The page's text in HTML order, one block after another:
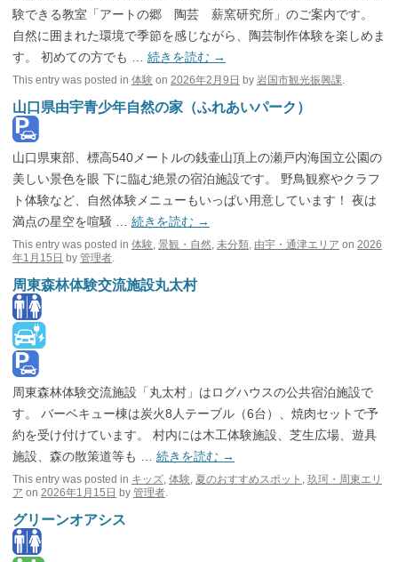
験できる教室「アートの郷 陶芸 薪窯研究所」のご案内です。
自然に囲まれた環境で季節を感じながら、陶芸制作体験を楽しめま
す。 初めての方でも … 続きを読む →
This entry was posted in 体験 on 2026年2月9日 by 岩国市観光振興課.
山口県由宇青少年自然の家（ふれあいパーク）
山口県東部、標高540メートルの銭壷山頂上の瀬戸内海国立公園の
美しい景色を眼 下に臨む絶景の宿泊施設です。 野鳥観察やクラフ
ト体験など、自然体験メニューもいっぱい用意しています！ 夜は
満点の星空を喧騒 … 続きを読む →
This entry was posted in 体験, 景観・自然, 未分類, 由宇・通津エリア on 2026
年1月15日 by 管理者.
周東森林体験交流施設丸太村
周東森林体験交流施設「丸太村」はログハウスの公共宿泊施設で
す。 バーベキュー棟は炭火8人テーブル（6台）、焼肉セットで予
約を受け付けています。 村内には木工体験施設、芝生広場、遊具
施設、森の散策道等も … 続きを読む →
This entry was posted in キッズ, 体験, 夏のおすすめスポット , 玖珂・周東エリ
ア on 2026年1月15日 by 管理者.
グリーンオアシス